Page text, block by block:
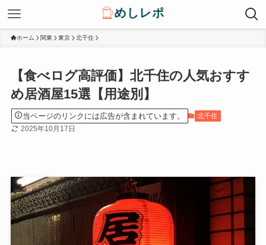
ホーム 関東 東京 北千住
【食べログ高評価】北千住の人気おすす
め居酒屋15選【用途別】
当ページのリンクには広告が含まれています。 北千住
2025年10月17日